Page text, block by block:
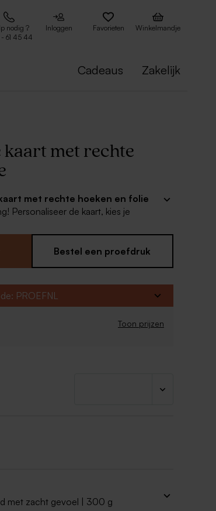
nodig ?
- 61 45 44
Inloggen Favorieten Winkelmandje
Cadeaus Zakelijk
kaart met rechte
met rechte hoeken en folie
Personaliseer de kaart, kies je
x 21 cm)
roséfolie of koperfolie
Bestel een proefdruk
PROEFNL
Toon prijzen
met zacht gevoel | 300 g